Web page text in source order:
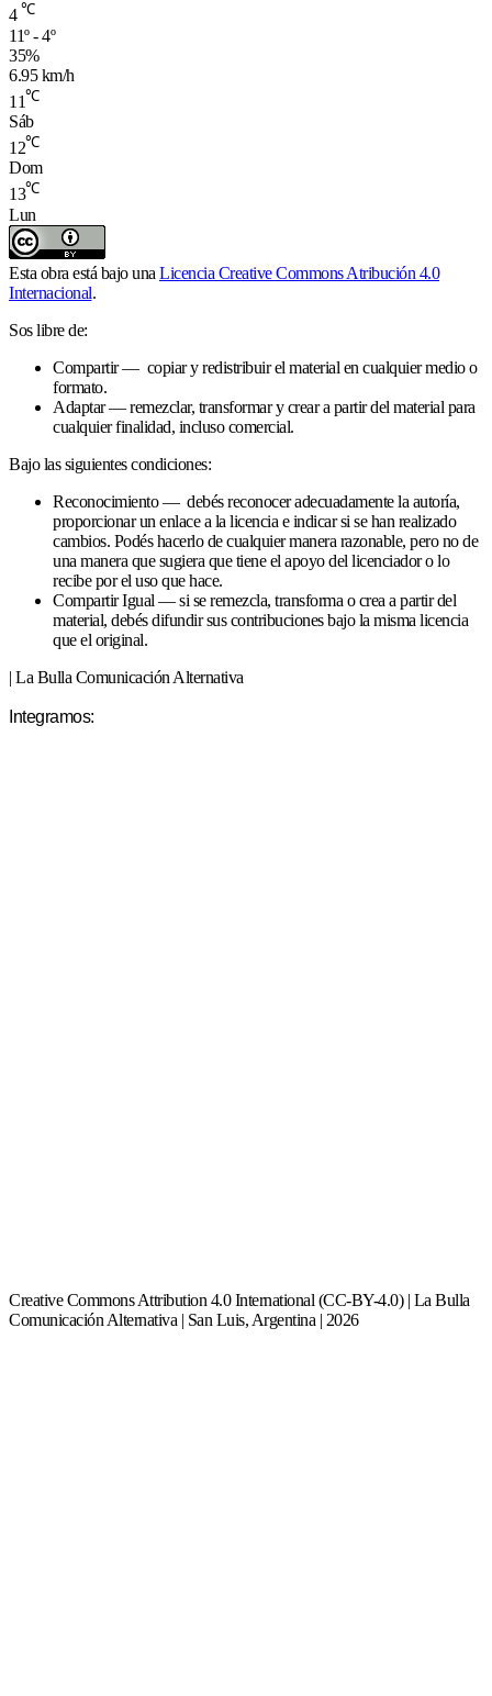
4 ℃
11º - 4º
35%
6.95 km/h
11℃
Sáb
12℃
Dom
13℃
Lun
Esta obra está bajo una Licencia Creative Commons Atribución 4.0
Internacional.
Sos libre de:
Compartir — copiar y redistribuir el material en cualquier medio o
formato.
Adaptar — remezclar, transformar y crear a partir del material para
cualquier finalidad, incluso comercial.
Bajo las siguientes condiciones:
Reconocimiento — debés reconocer adecuadamente la autoría,
proporcionar un enlace a la licencia e indicar si se han realizado
cambios. Podés hacerlo de cualquier manera razonable, pero no de
una manera que sugiera que tiene el apoyo del licenciador o lo
recibe por el uso que hace.
Compartir Igual — si se remezcla, transforma o crea a partir del
material, debés difundir sus contribuciones bajo la misma licencia
que el original.
| La Bulla Comunicación Alternativa
Integramos:
Creative Commons Attribution 4.0 International (CC-BY-4.0) | La Bulla
Comunicación Alternativa | San Luis, Argentina | 2026